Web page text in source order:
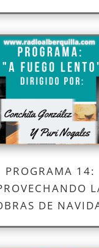
PROGRAMA 14:
DE